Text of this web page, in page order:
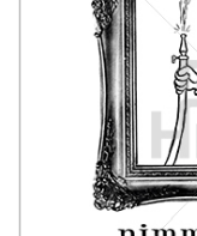
Scharlachberg